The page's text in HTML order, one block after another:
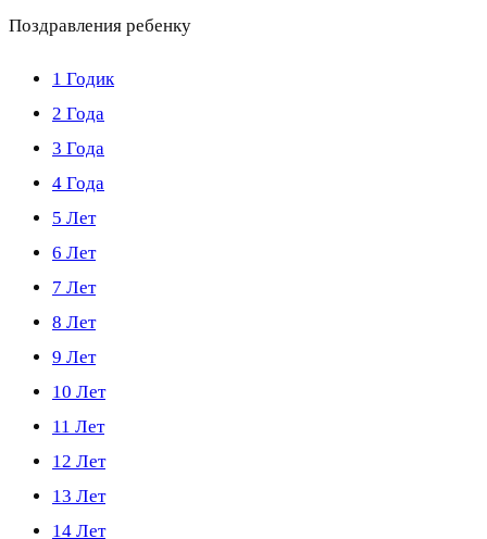
Поздравления ребенку
1 Годик
2 Года
3 Года
4 Года
5 Лет
6 Лет
7 Лет
8 Лет
9 Лет
10 Лет
11 Лет
12 Лет
13 Лет
14 Лет